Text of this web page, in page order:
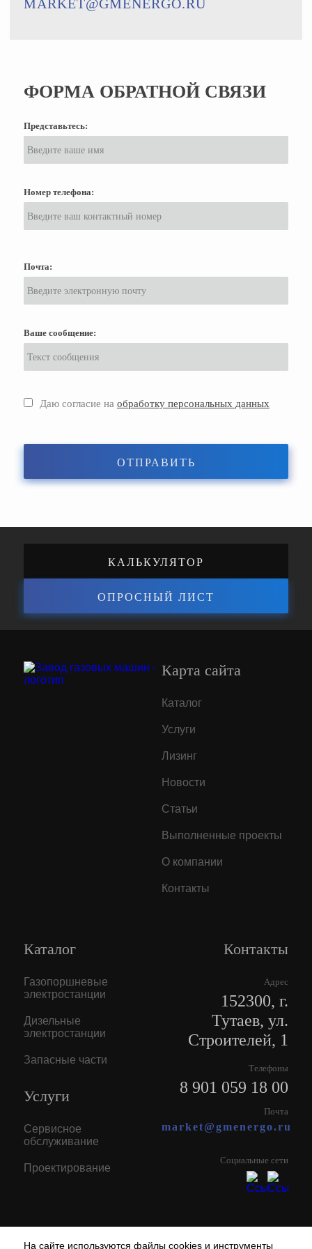
ФОРМА ОБРАТНОЙ СВЯЗИ
Представьтесь:
Номер телефона:
Почта:
Ваше сообщение:
Даю согласие на обработку персональных данных
ОТПРАВИТЬ
MARKET@GMENERGO.RU
КАЛЬКУЛЯТОР
ЭНЕРГОЭФФЕКТИВНОСТИ
ОПРОСНЫЙ ЛИСТ
Карта сайта
Каталог
Услуги
Лизинг
Новости
Статьи
Выполненные проекты
О компании
Контакты
Каталог
Газопоршневые
электростанции
Дизельные
электростанции
Запасные части
Услуги
Сервисное
обслуживание
Проектирование
Контакты
Адрес
152300, г.
Тутаев, ул.
Строителей, 1
Телефоны
8 901 059 18 00
Почта
market@gmenergo.ru
Социальные сети
На сайте используются файлы cookies и инструменты